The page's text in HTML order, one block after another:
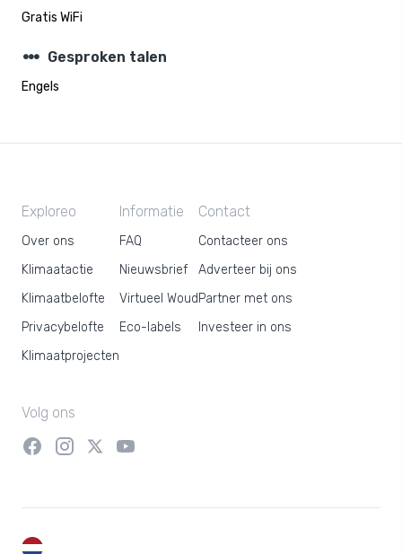
Gratis WiFi
steppers Gesproken talen
Engels
Exploreo
Over ons
Klimaatactie
Klimaatbelofte
Privacybelofte
Klimaatprojecten
Informatie
FAQ
Nieuwsbrief
Virtueel Woud
Eco-labels
Contact
Contacteer ons
Adverteer bij ons
Partner met ons
Investeer in ons
Volg ons